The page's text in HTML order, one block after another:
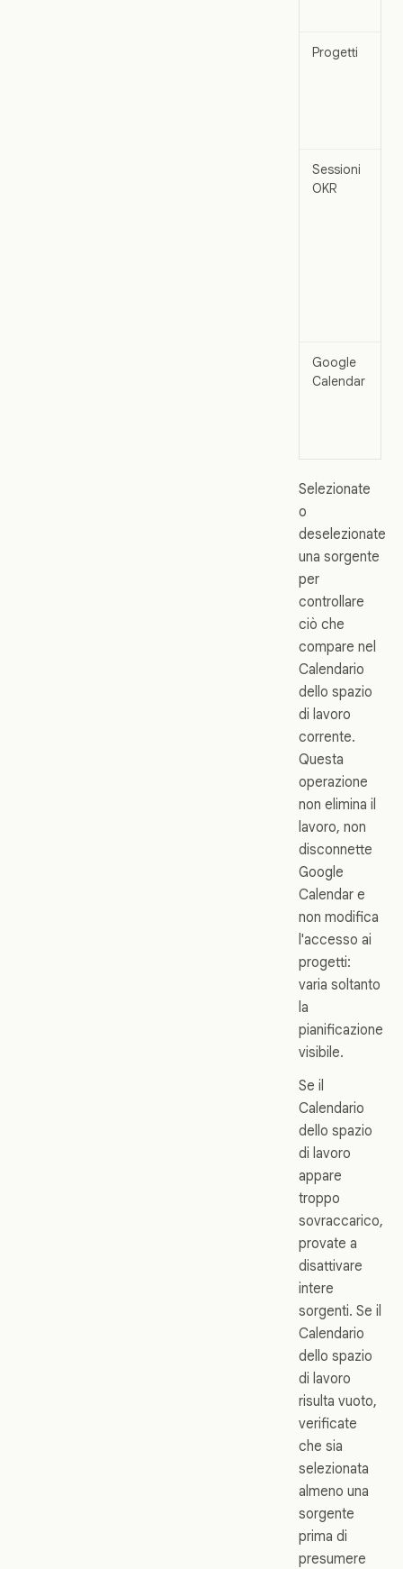
Progetti
Sessioni
OKR
Google
Calendar
Selezionate
o
deselezionate
una sorgente
per
controllare
ciò che
compare nel
Calendario
dello spazio
di lavoro
corrente.
Questa
operazione
non elimina il
lavoro, non
disconnette
Google
Calendar e
non modifica
l'accesso ai
progetti:
varia soltanto
la
pianificazione
visibile.
Se il
Calendario
dello spazio
di lavoro
appare
troppo
sovraccarico,
provate a
disattivare
intere
sorgenti. Se il
Calendario
dello spazio
di lavoro
risulta vuoto,
verificate
che sia
selezionata
almeno una
sorgente
prima di
presumere